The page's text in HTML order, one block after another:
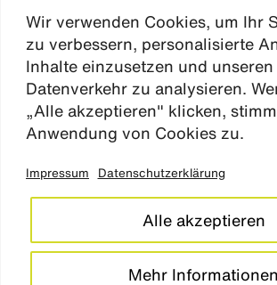
Wir verwenden Cookies, um Ihr
zu verbessern, personalisierte
Inhalte einzusetzen und unseren
Datenverkehr zu analysieren.
„Alle akzeptieren" klicken,
Anwendung von Cookies zu.
Impressum Datenschutzerklärung
Mehr Informationen
Alle akzeptieren
aktuelles
kontakt
impressum
datenschutz
cookie einstellungen
barrierefreiheitserklärung